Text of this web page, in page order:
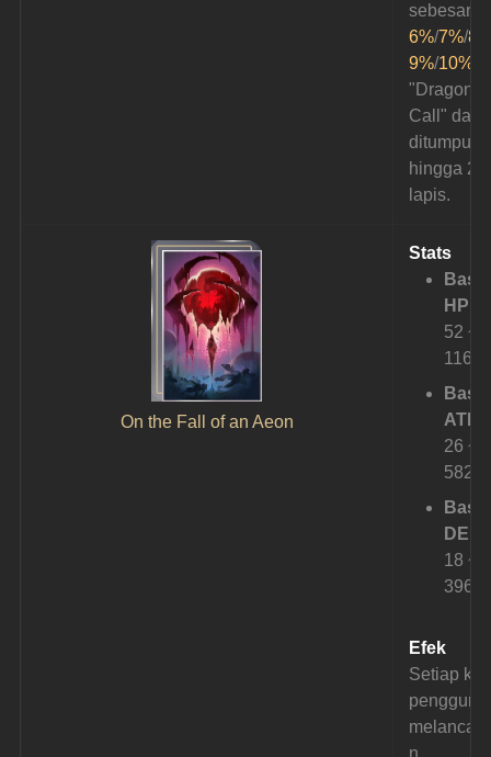
sebesar
6%/7%/
9%/10%
"Dragon's
Call"
ditumpuk
hingga 2
lapis.
On the Fall of an Aeon
Stats
Base
HP:
52 ~
1164
Base
ATK:
26 ~
582
Base
DEF:
18 ~
396
Efek
Setiap